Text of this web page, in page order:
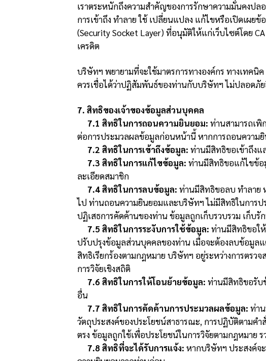
เราตระหนักถึงความสำคัญของการรักษาความมั่นคงป
การเข้าถึง ทำลาย ใช้ เปลี่ยนแปลง แก้ไขหรือเปิดเผ
(Security Socket Layer) ที่อนุมัติให้แก่เว็บไซต์โดย
เครดิต
บริษัทฯ พยายามที่จะใช้มาตรการทางองค์กร ทางเทค
ควรเชื่อได้ว่าปฏิสัมพันธ์ของท่านกับบริษัทฯ ไม่ปลอด
7. สิทธิของเจ้าของข้อมูลส่วนบุคคล
7.1 สิทธิในการถอนความยินยอม: ท่านสามารถเพิ
ต่อการประมวลผลข้อมูลก่อนหน้านี้ หากการถอนความ
7.2 สิทธิในการเข้าถึงข้อมูล: ท่านมีสิทธิขอเข้าถึงแ
7.3 สิทธิในการแก้ไขข้อมูล: ท่านมีสิทธิขอแก้ไขข้อ
ละเอียดสมาชิก
7.4 สิทธิในการลบข้อมูล: ท่านมีสิทธิขอลบ ทำลาย
ไป ท่านถอนความยินยอมและบริษัทฯ ไม่มีสิทธิในการ
ปฏิเสธการคัดค้านของท่าน ข้อมูลถูกเก็บรวบรวม เก็บ
7.5 สิทธิในการระงับการใช้ข้อมูล: ท่านมีสิทธิขอใ
ปรับปรุงข้อมูลส่วนบุคคลของท่าน เมื่อจะต้องลบข้อมูล
สิทธิเรียกร้องตามกฎหมาย บริษัทฯ อยู่ระหว่างการตร
การวิจัยเชิงสถิติ
7.6 สิทธิในการให้โอนย้ายข้อมูล: ท่านมีสิทธิขอรับ
อื่น
7.7 สิทธิในการคัดค้านการประมวลผลข้อมูล: ท่า
วัตถุประสงค์ของประโยชน์สาธารณะ, การปฏิบัติตามค
ตรง ข้อมูลถูกใช้เพื่อประโยชน์ในการวิจัยตามกฎหมาย
7.8 สิทธิที่จะได้รับการแจ้ง: หากบริษัทฯ ประสงค์จ